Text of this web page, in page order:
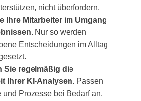
nicht überfordern.
Ihre Mitarbeiter im Umgang
Nur so werden
Entscheidungen im Alltag
Sie regelmäßig die
Ihrer KI-Analysen. Passen
und Prozesse bei Bedarf an.